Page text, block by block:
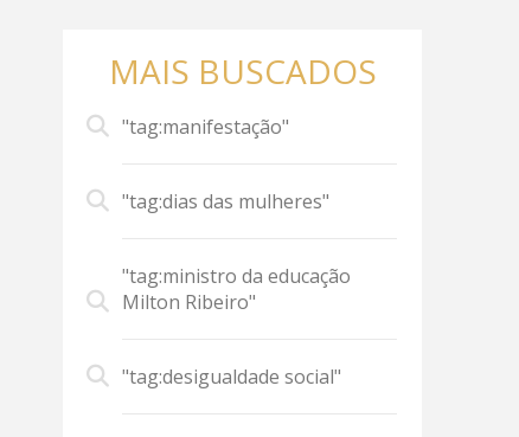
MAIS BUSCADOS
"tag:manifestação"
"tag:dias das mulheres"
"tag:ministro da educação
Milton Ribeiro"
"tag:desigualdade social"